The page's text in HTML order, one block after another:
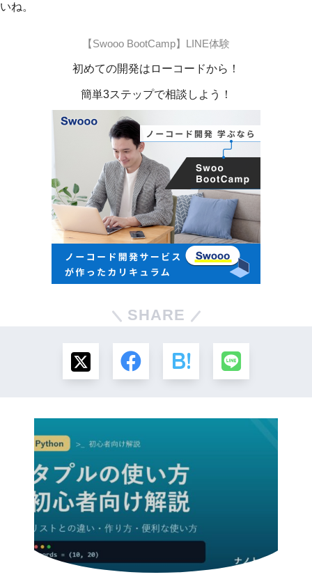
いね。
【Swooo BootCamp】LINE体験
初めての開発はローコードから！
簡単3ステップで相談しよう！
SHARE